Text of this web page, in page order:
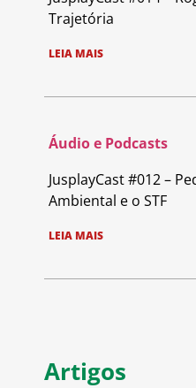
Trajetória
LEIA MAIS
Áudio e Podcasts
JusplayCast #012 –
Ambiental e o STF
LEIA MAIS
Artigos